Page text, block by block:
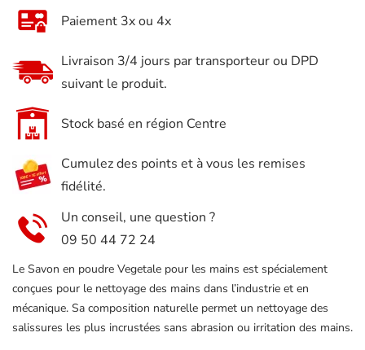
Savon
Atelier
en
Poudre
5kg
Paiement 3x ou 4x
Livraison 3/4 jours par transporteur ou DPD
suivant le produit.
Stock basé en région Centre
Cumulez des points et à vous les remises
fidélité.
Un conseil, une question ?
09 50 44 72 24
Le Savon en poudre Vegetale pour les mains est spécialement
conçues pour le nettoyage des mains dans l’industrie et en
mécanique. Sa composition naturelle permet un nettoyage des
salissures les plus incrustées sans abrasion ou irritation des mains.